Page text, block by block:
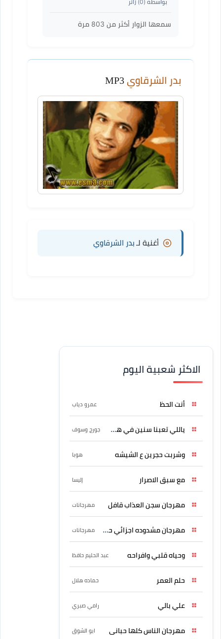
بواسطة (0) زائر
سمعها الزوار أكثر من 803 مرة
بدر الشرقاوي
أغنية لـ بدر الشرقاوي
الاكثر شعبية اليوم
أنت الحظ عمرو دياب
ياللي تعبنا سنين في هواه جورج وسوف
وشربت حجرين ع الشيشه هوبا
مع سبق الاصرار إليسا
مهرجان سجن العذاب قافل مهرجانات
مهرجان مشدوده اجزائي حربونى مهرجانات
وحياه قلبي وافراحه عبد الحليم حافظ
حلم العمر حماده هلال
علي بالي رامي صبري
مهرجان الناس كلها حبانى ابو الشوق